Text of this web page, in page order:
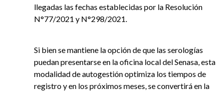
llegadas las fechas establecidas por la Resolución
N°77/2021 y N°298/2021.
Si bien se mantiene la opción de que las serologías
puedan presentarse en la oficina local del Senasa, esta
modalidad de autogestión optimiza los tiempos de
registro y en los próximos meses, se convertirá en la